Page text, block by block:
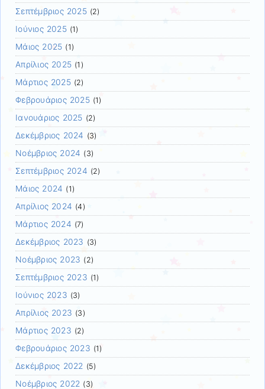
Σεπτέμβριος 2025(2)
Ιούνιος 2025(1)
Μάιος 2025 (1)
Απρίλιος 2025 (1)
Μάρτιος 2025(2)
Φεβρουάριος 2025(1)
Ιανουάριος 2025 (2)
Δεκέμβριος 2024 (3)
Νοέμβριος 2024 (3)
Σεπτέμβριος 2024 (2)
Μάιος 2024 (1)
Απρίλιος 2024 (4)
Μάρτιος 2024 (7)
Δεκέμβριος 2023 (3)
Νοέμβριος 2023 (2)
Σεπτέμβριος 2023 (1)
Ιούνιος 2023 (3)
Απρίλιος 2023 (3)
Μάρτιος 2023 (2)
Φεβρουάριος 2023 (1)
Δεκέμβριος 2022 (5)
Νοέμβριος 2022 (3)